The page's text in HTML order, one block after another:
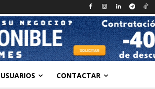
USUARIOS CONTACTAR